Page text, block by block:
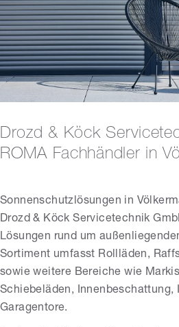
Drozd & Köck
ROMA Fachhändler in
Sonnenschutzlösungen in
Drozd & Köck Servicetechnik
Lösungen rund um
Sortiment umfasst Rollläden,
sowie weitere Bereiche wie
Schiebeläden, Innenbeschattung,
Garagentore.